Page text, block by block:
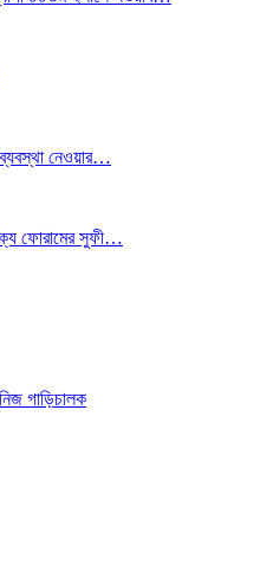
নেওয়ার…
ঐক্য ফোরামের সুফী…
গাড়িচালক